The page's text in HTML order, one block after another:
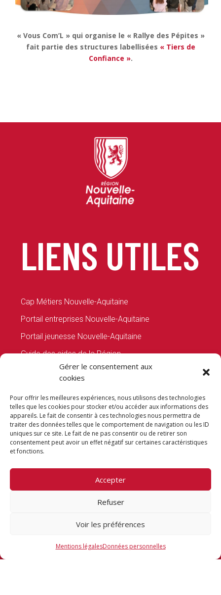
Gérer le consentement aux
cookies
Pour offrir les meilleures expériences, nous utilisons des technologies
telles que les cookies pour stocker et/ou accéder aux informations des
appareils. Le fait de consentir à ces technologies nous permettra de
traiter des données telles que le comportement de navigation ou les ID
uniques sur ce site. Le fait de ne pas consentir ou de retirer son
consentement peut avoir un effet négatif sur certaines caractéristiques
et fonctions.
Accepter
Refuser
Voir les préférences
Mentions légalesDonnées personnelles
« Vous Com’L » qui organise le « Rallye des Pépites »
fait partie des structures labellisées « Tiers de
Confiance ».
LIENS UTILES
Cap Métiers Nouvelle-Aquitaine
Portail entreprises Nouvelle-Aquitaine
Portail jeunesse Nouvelle-Aquitaine
Guide des aides de la Région
Talents d’ici
RETROUVEZ-
NOUS SUR
LES RÉSEAUX
SOCIAUX